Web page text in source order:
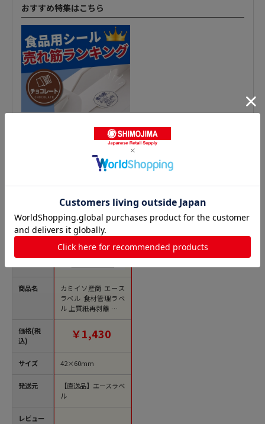
おすすめ特集はこちら
食材管理シールの人気商品との比較
商品名
価格(税
込)
サイズ
発送元
レビュー
カミイソ産商 エース
ラベル 食材管理ラベ
ル 上質紙再剥離 土曜
日 B-0914 500枚/袋
【直送品】
￥1,430
42×60mm
【直送品】エースラベ
ル